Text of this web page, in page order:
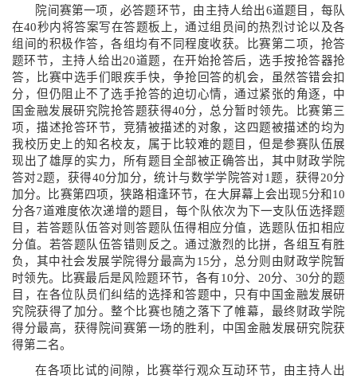
院间赛第一项，必答题环节，由主持人给出6道题目，每队
在40秒内将答案写在答题板上，通过组员间的热烈讨论以及各
组间的积极作答，各组均有不同程度收获。比赛第二项，抢答
题环节，主持人给出20道题，在开始抢答后，选手按抢答器抢
答，比赛中选手们眼疾手快，争抢回答的机会，虽然答错会扣
分，但仍阻止不了选手抢答的迫切心情，通过紧张的角逐，中
国金融发展研究院抢答题获得40分，总分暂时领先。比赛第三
项，描述抢答环节，竞猜被描述的对象，这四题被描述的均为
我校历史上的知名校友，属于比较难的题目，但是参赛队伍展
现出了雄厚的实力，所有题目全部被正确答出，其中财政学院
答对2题，获得40分加分，统计与数学学院答对1题，获得20分
加分。比赛第四项，狭路相逢环节，在大屏幕上会出现5分和10
分各7道难度依次递增的题目，每个队依次为下一支队伍选择题
目，若答题队伍答对则答题队伍得相应分值，选题队伍扣相应
分值。若答题队伍答错则反之。通过激烈的比拼，各组互有胜
负，其中社会发展学院得分最高为15分，总分则由财政学院暂
时领先。比赛最后是风险题环节，各有10分、 20分、 30分的题
目，在各位队员们纠结的选择和答题中，只有中国金融发展研
究院获得了加分。整个比赛也随之落下了帷幕，最终财政学院
得分最高，获得院间赛第一场的胜利，中国金融发展研究院获
得第二名。
在各项比试的间隙，比赛举行观众互动环节，由主持人出